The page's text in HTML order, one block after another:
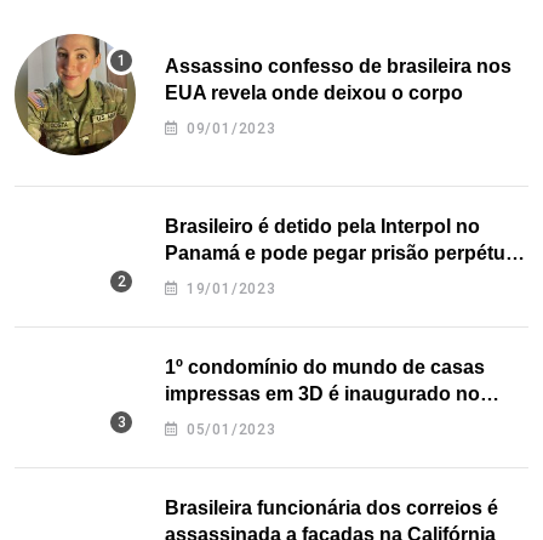
Assassino confesso de brasileira nos
EUA revela onde deixou o corpo
09/01/2023
Brasileiro é detido pela Interpol no
Panamá e pode pegar prisão perpétua
nos EUA
19/01/2023
1º condomínio do mundo de casas
impressas em 3D é inaugurado no
Texas
05/01/2023
Brasileira funcionária dos correios é
assassinada a facadas na Califórnia